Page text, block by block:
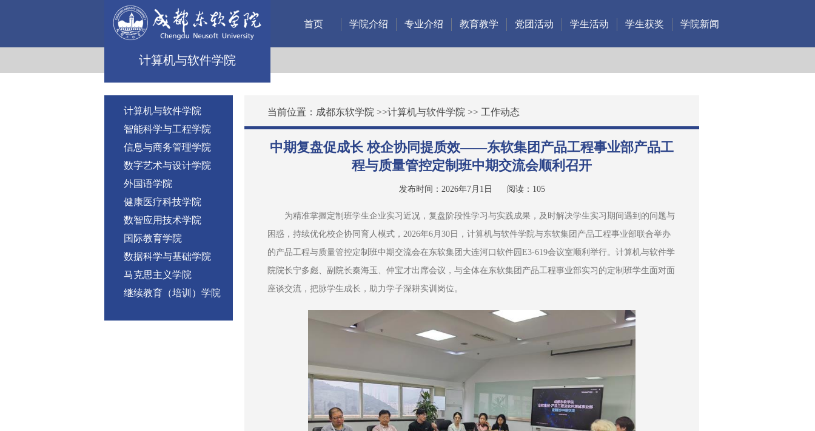
计算机与软件学院
首页 学院介绍 专业介绍 教育教学 党团活动 学生活动 学生获奖 学院新闻
计算机与软件学院
智能科学与工程学院
信息与商务管理学院
数字艺术与设计学院
外国语学院
健康医疗科技学院
数智应用技术学院
国际教育学院
数据科学与基础学院
马克思主义学院
继续教育（培训）学院
当前位置： 成都东软学院 >>计算机与软件学院 >> 工作动态
中期复盘促成长 校企协同提质效——东软集团产品工程事业部产品工
程与质量管控定制班中期交流会顺利召开
发布时间：2026年7月1日 阅读： 105
为精准掌握定制班学生企业实习近况，复盘阶段性学习与实践成果，及时解决学生实习期间遇到的问题与
困惑，持续优化校企协同育人模式，2026年6月30日，计算机与软件学院与东软集团产品工程事业部联合举办
的产品工程与质量管控定制班中期交流会在东软集团大连河口软件园E3-619会议室顺利举行。计算机与软件学
院院长宁多彪、副院长秦海玉、仲宝才出席会议，与全体在东软集团产品工程事业部实习的定制班学生面对面
座谈交流，把脉学生成长，助力学子深耕实训岗位。